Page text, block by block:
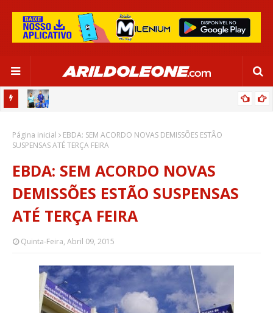
SALVADOR
Página inicial
EBDA: SEM ACORDO NOVAS DEMISSÕES ESTÃO
SUSPENSAS ATÉ TERÇA FEIRA
EBDA: SEM ACORDO NOVAS
DEMISSÕES ESTÃO SUSPENSAS
ATÉ TERÇA FEIRA
Quinta-Feira, Abril 09, 2015